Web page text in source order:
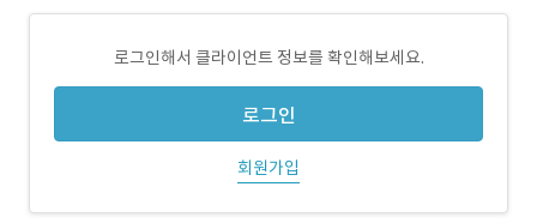
로그인해서 클라이언트 정보를 확인해보세요.
로그인
회원가입